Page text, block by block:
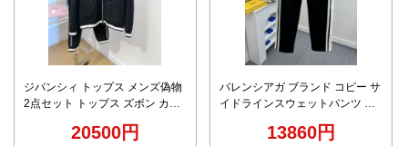
ジバンシィ トップス メンズ偽物
2点セット トップス ズボン カジ
20500円
バレンシアガ ブランド コピー サ
イドラインスウェットパンツ モ
級感仕上げ13860円